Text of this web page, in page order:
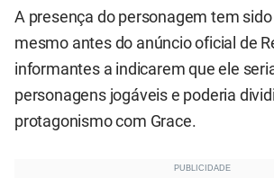
A presença do personagem tem
mesmo antes do anúncio oficial de
informantes a indicarem que ele
personagens jogáveis e poderia
protagonismo com Grace.